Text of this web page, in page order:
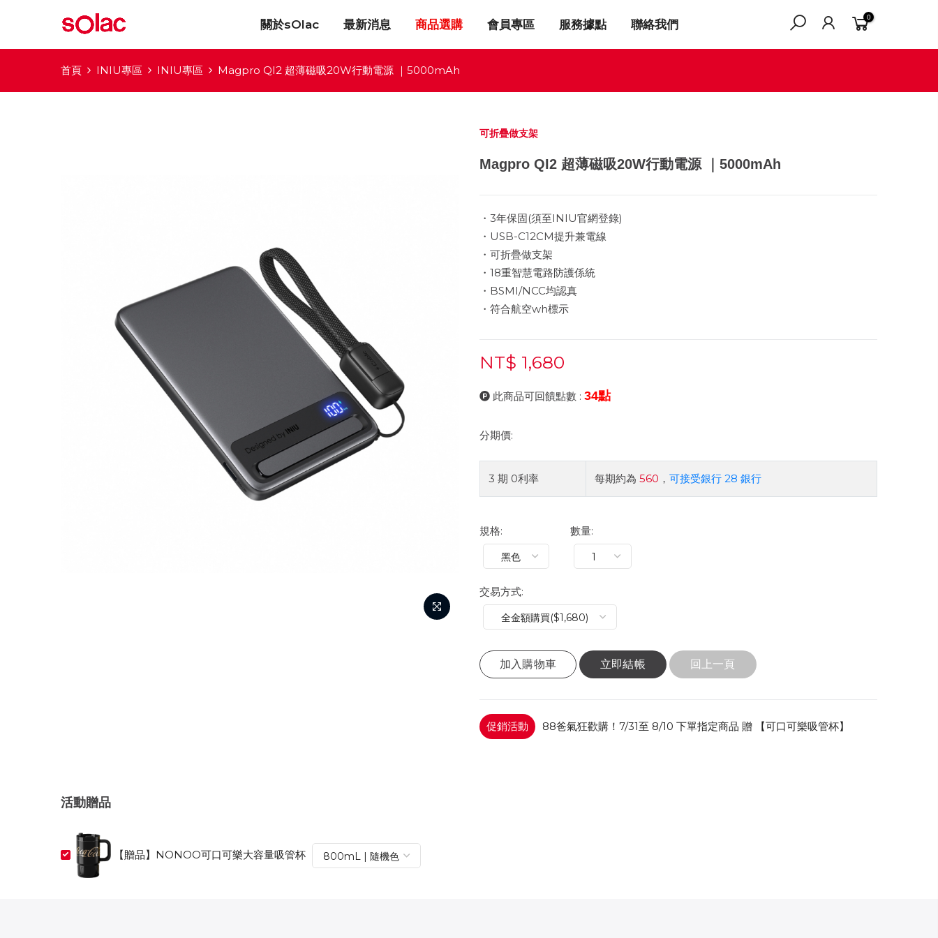
關於sOlac 最新消息 商品選購 會員專區 服務據點 聯絡我們 0
首頁 INIU專區 INIU專區 Magpro QI2 超薄磁吸20W行動電源 ｜5000mAh
可折疊做支架
Magpro QI2 超薄磁吸20W行動電源 ｜5000mAh
・3年保固(須至INIU官網登錄)
・USB-C12CM提升兼電線
・可折疊做支架
・18重智慧電路防護係統
・BSMI/NCC均認真
・符合航空wh標示
NT$ 1,680
此商品可回饋點數 : 34點
分期價:
3 期 0利率 每期約為 560 ， 可接受銀行 28 銀行
規格: 數量:
交易方式:
加入購物車 立即結帳 回上一頁
促銷活動 88爸氣狂歡購！7/31至 8/10 下單指定商品 贈 【可口可樂吸管杯】
活動贈品
【贈品】NONOO可口可樂大容量吸管杯